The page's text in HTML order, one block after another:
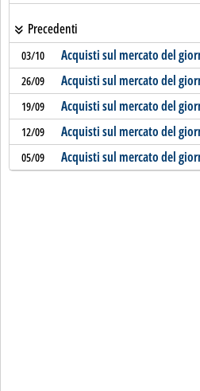
Precedenti
03/10 Acquisti sul mercato del
26/09 Acquisti sul mercato del
19/09 Acquisti sul mercato del
12/09 Acquisti sul mercato del
05/09 Acquisti sul mercato del